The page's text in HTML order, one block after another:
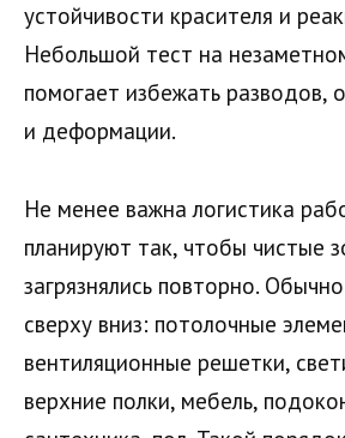
устойчивости красителя и
Небольшой тест на
помогает избежать разводов,
и деформации.
Не менее важна логистика
планируют так, чтобы чистые
загрязнялись повторно.
сверху вниз: потолочные
вентиляционные решетки,
верхние полки, мебель,